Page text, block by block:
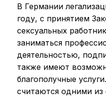
В Германии
году, с принятием
сексуальных
заниматься
деятельностью,
также имеют
благополучные
считаются одними